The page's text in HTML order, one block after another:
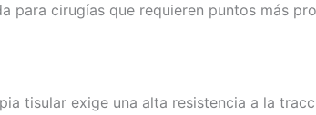
para cirugías que requieren puntos más
tisular exige una alta resistencia a la